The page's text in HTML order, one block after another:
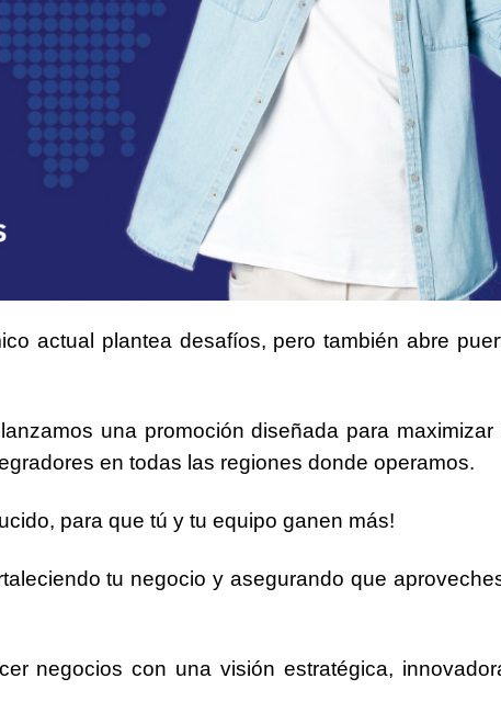
actual plantea desafíos, pero también abre
una promoción diseñada para maximizar
en todas las regiones donde operamos.
para que tú y tu equipo ganen más!
tu negocio y asegurando que
negocios con una visión estratégica,